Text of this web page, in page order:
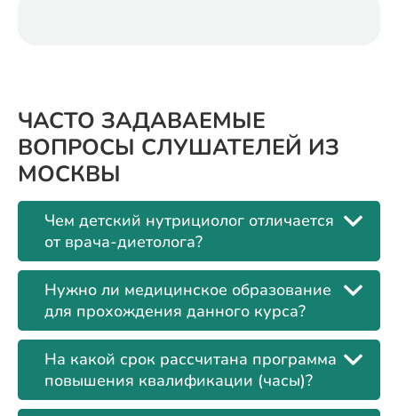
ЧАСТО ЗАДАВАЕМЫЕ
ВОПРОСЫ СЛУШАТЕЛЕЙ ИЗ
МОСКВЫ
Чем детский нутрициолог отличается
от врача-диетолога?
Нужно ли медицинское образование
для прохождения данного курса?
На какой срок рассчитана программа
повышения квалификации (часы)?